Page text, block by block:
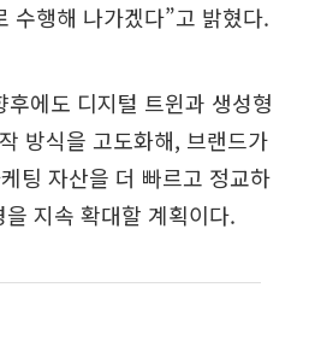
수행해 나가겠다”고 밝혔다.
에도 디지털 트윈과 생성형
방식을 고도화해, 브랜드가
팅 자산을 더 빠르고 정교하
지속 확대할 계획이다.